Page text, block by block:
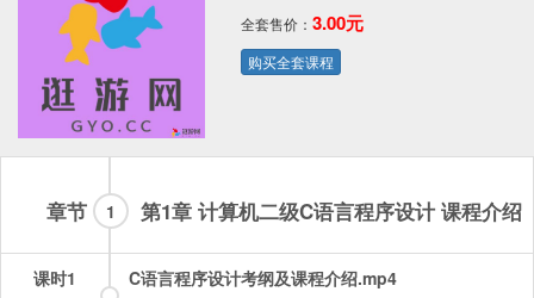
全套售价： 3.00元
购买全套课程
章节 第1章 计算机二级C语言程序设计 课程介绍
1
课时1 C语言程序设计考纲及课程介绍.mp4